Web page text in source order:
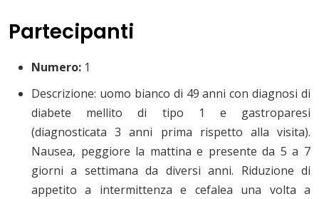
Partecipanti
Numero: 1
Descrizione: uomo bianco di 49 anni con diagnosi di
diabete mellito di tipo 1 e gastroparesi
(diagnosticata 3 anni prima rispetto alla visita).
Nausea, peggiore la mattina e presente da 5 a 7
giorni a settimana da diversi anni. Riduzione di
appetito a intermittenza e cefalea una volta a